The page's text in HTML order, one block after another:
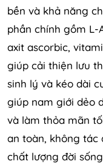
bền và khả năng
phần chính gồm L-
axit ascorbic,
giúp cải thiện lưu
sinh lý và kéo dài
giúp nam giới dẻo
và làm thỏa mãn
an toàn, không tác
chất lượng đời